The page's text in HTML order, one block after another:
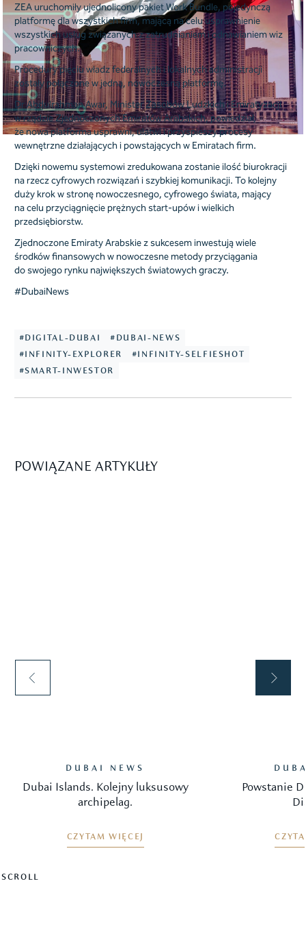
ZEA uruchomiły ujednolicony pakiet Work Bundle, pojedynczą
platformę dla wszystkich firm, mającą na celu usprawnienie
wszystkich usług związanych z zatrudnianiem i odnawianiem wiz
pracowniczych.
Procedury pięciu władz federalnych i lokalnych administracji
zostały połączone w jedną, nowoczesną platformę.
Dr Abdulrahman Awar, Minister Zasobów Ludzkich i Emiratyzacji
w rządzie Zjednoczonych Emiratów Arabskich, powiedział,
że nowa platforma usprawni, ułatwi i przyspieszy procesy
wewnętrzne działających i powstających w Emiratach firm.
Dzięki nowemu systemowi zredukowana zostanie ilość biurokracji
na rzecz cyfrowych rozwiązań i szybkiej komunikacji. To kolejny
duży krok w stronę nowoczesnego, cyfrowego świata, mający
na celu przyciągnięcie prężnych start-upów i wielkich
przedsiębiorstw.
Zjednoczone Emiraty Arabskie z sukcesem inwestują wiele
środków finansowych w nowoczesne metody przyciągania
do swojego rynku największych światowych graczy.
#DubaiNews
#DIGITAL-DUBAI
#DUBAI-NEWS
#INFINITY-EXPLORER
#INFINITY-SELFIESHOT
#SMART-INWESTOR
POWIĄZANE ARTYKUŁY
DUBAI NEWS
Dubai Islands. Kolejny luksusowy
archipelag.
CZYTAM WIĘCEJ
Powstanie
SCROLL